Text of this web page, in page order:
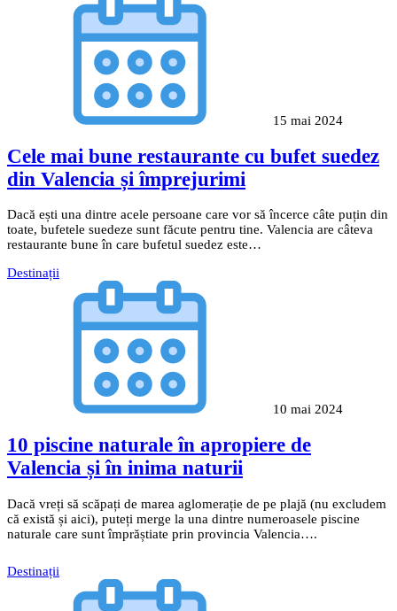
15 mai 2024
Cele mai bune restaurante cu bufet suedez
din Valencia și împrejurimi
Dacă ești una dintre acele persoane care vor să încerce câte puțin din
toate, bufetele suedeze sunt făcute pentru tine. Valencia are câteva
restaurante bune în care bufetul suedez este…
Destinații
10 mai 2024
10 piscine naturale în apropiere de
Valencia și în inima naturii
Dacă vreți să scăpați de marea aglomerație de pe plajă (nu excludem
că există și aici), puteți merge la una dintre numeroasele piscine
naturale care sunt împrăștiate prin provincia Valencia….
Destinații